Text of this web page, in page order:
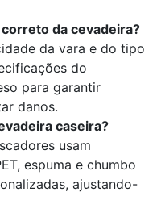
da cevadeira?
da vara e do tipo
do
para garantir
danos.
caseira?
usam
espuma e chumbo
ajustando-